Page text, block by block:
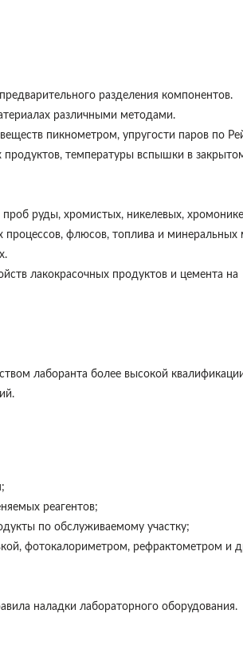
разделения компонентов.
различными методами.
пикнометром, упругости паров по
температуры вспышки в
проб руды, хромистых, никелевых,
процессов, флюсов, топлива и минеральных
лакокрасочных продуктов и цемента на
лаборанта более высокой
реагентов;
по обслуживаемому участку;
фотокалориметром, рефрактометром и
наладки лабораторного оборудования.